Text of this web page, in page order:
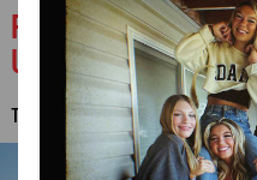
Prime Video komt
Undercover Lover
TESSA KOK · 16 JUNI 2026 10:33